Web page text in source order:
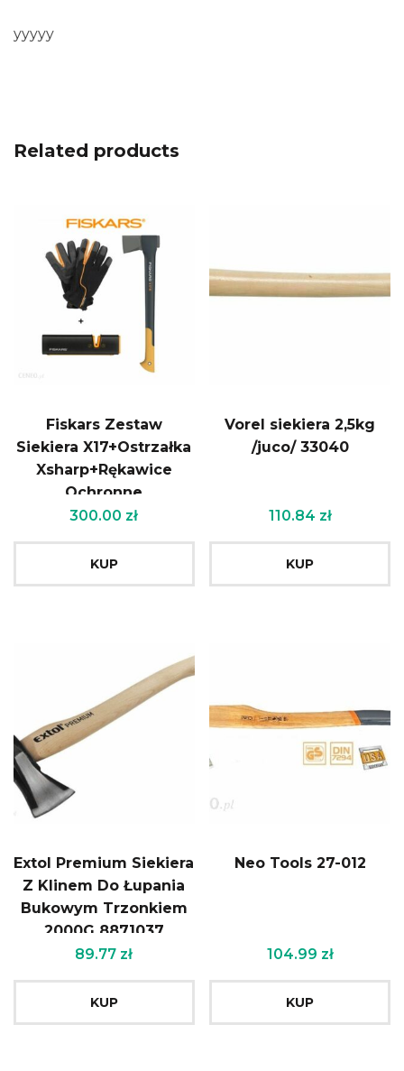
yyyyy
Related products
Fiskars Zestaw
Siekiera X17+Ostrzałka
Xsharp+Rękawice
Ochronne
(122463+160004+120740)
300.00 zł
KUP
Vorel siekiera 2,5kg
/juco/ 33040
110.84 zł
KUP
Extol Premium Siekiera
Z Klinem Do Łupania
Bukowym Trzonkiem
2000G 8871037
89.77 zł
KUP
Neo Tools 27-012
104.99 zł
KUP